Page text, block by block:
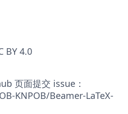
BY 4.0
页面提交 issue：
KNPOB/Beamer-LaTeX-